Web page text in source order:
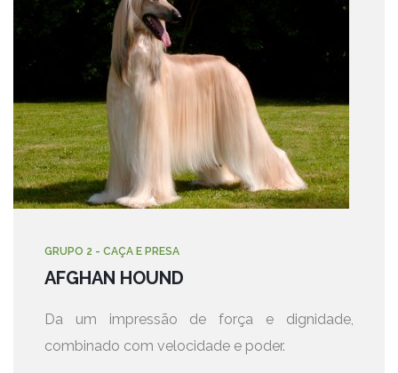
GRUPO 2 - CAÇA E PRESA
AFGHAN HOUND
Da um impressão de força e dignidade,
combinado com velocidade e poder.